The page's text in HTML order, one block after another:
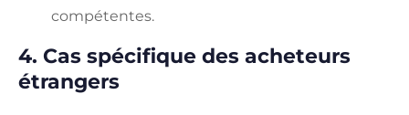
compétentes.
4. Cas spécifique des acheteurs
étrangers